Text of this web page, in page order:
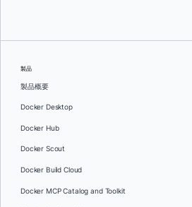
製品
製品概要
Docker Desktop
Docker Hub
Docker Scout
Docker Build Cloud
Docker MCP Catalog and Toolkit